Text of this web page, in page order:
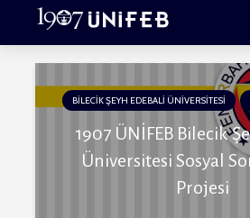
BİLECİK ŞEYH EDEBALİ ÜNİVERSİTESİ
1907 ÜNİFEB Bilecik
Üniversitesi Sosyal
Projesi